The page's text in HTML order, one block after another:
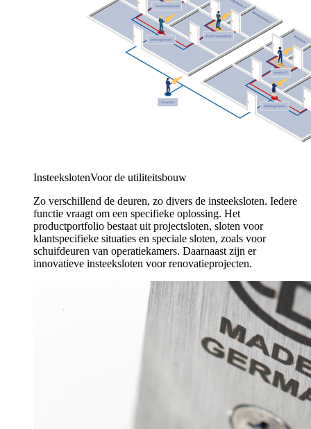
InsteekslotenVoor de utiliteitsbouw
Zo verschillend de deuren, zo divers de insteeksloten. Iedere
functie vraagt om een specifieke oplossing. Het
productportfolio bestaat uit projectsloten, sloten voor
klantspecifieke situaties en speciale sloten, zoals voor
schuifdeuren van operatiekamers. Daarnaast zijn er
innovatieve insteeksloten voor renovatieprojecten.